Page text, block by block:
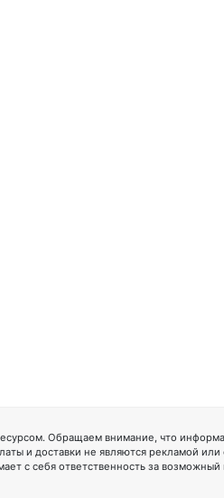
Обращаем внимание, что
и доставки не являются рекламой
с себя ответственность за